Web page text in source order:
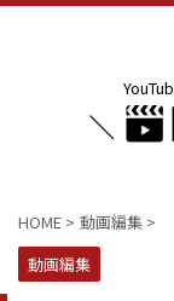
HOME > 動画編集 >
動画編集